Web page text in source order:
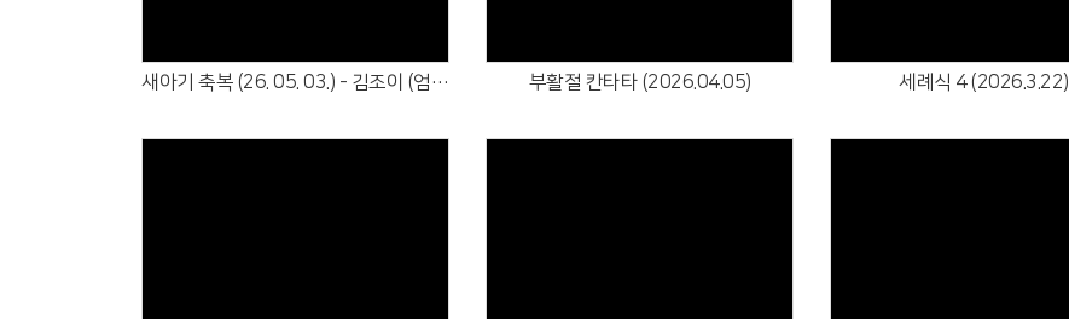
새아기 축복 (26. 05. 03.) - 김조이 (엄유나) 부활절 칸타타 (2026.04.05) 세례식 4 (2026.3.22)